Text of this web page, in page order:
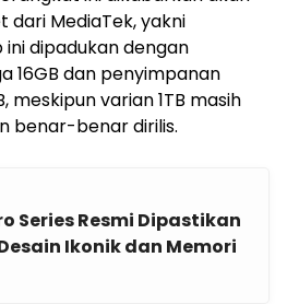
dari MediaTek, yakni
ini dipadukan dengan
16GB dan penyimpanan
meskipun varian 1TB masih
benar-benar dirilis.
Series Resmi Dipastikan
Ikonik dan Memori